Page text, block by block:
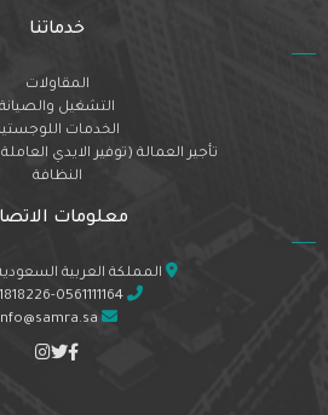
خدماتنا
المقاولات
التشغيل والصيانة
الخدمات
تأجير العمالة (توفير الايدي
النظافة
معلومات
المملكة العربية
0591818226-0561111164